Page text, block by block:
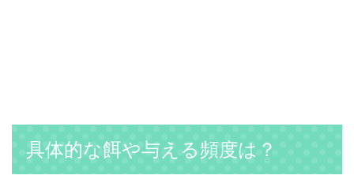
具体的な餌や与える頻度は？